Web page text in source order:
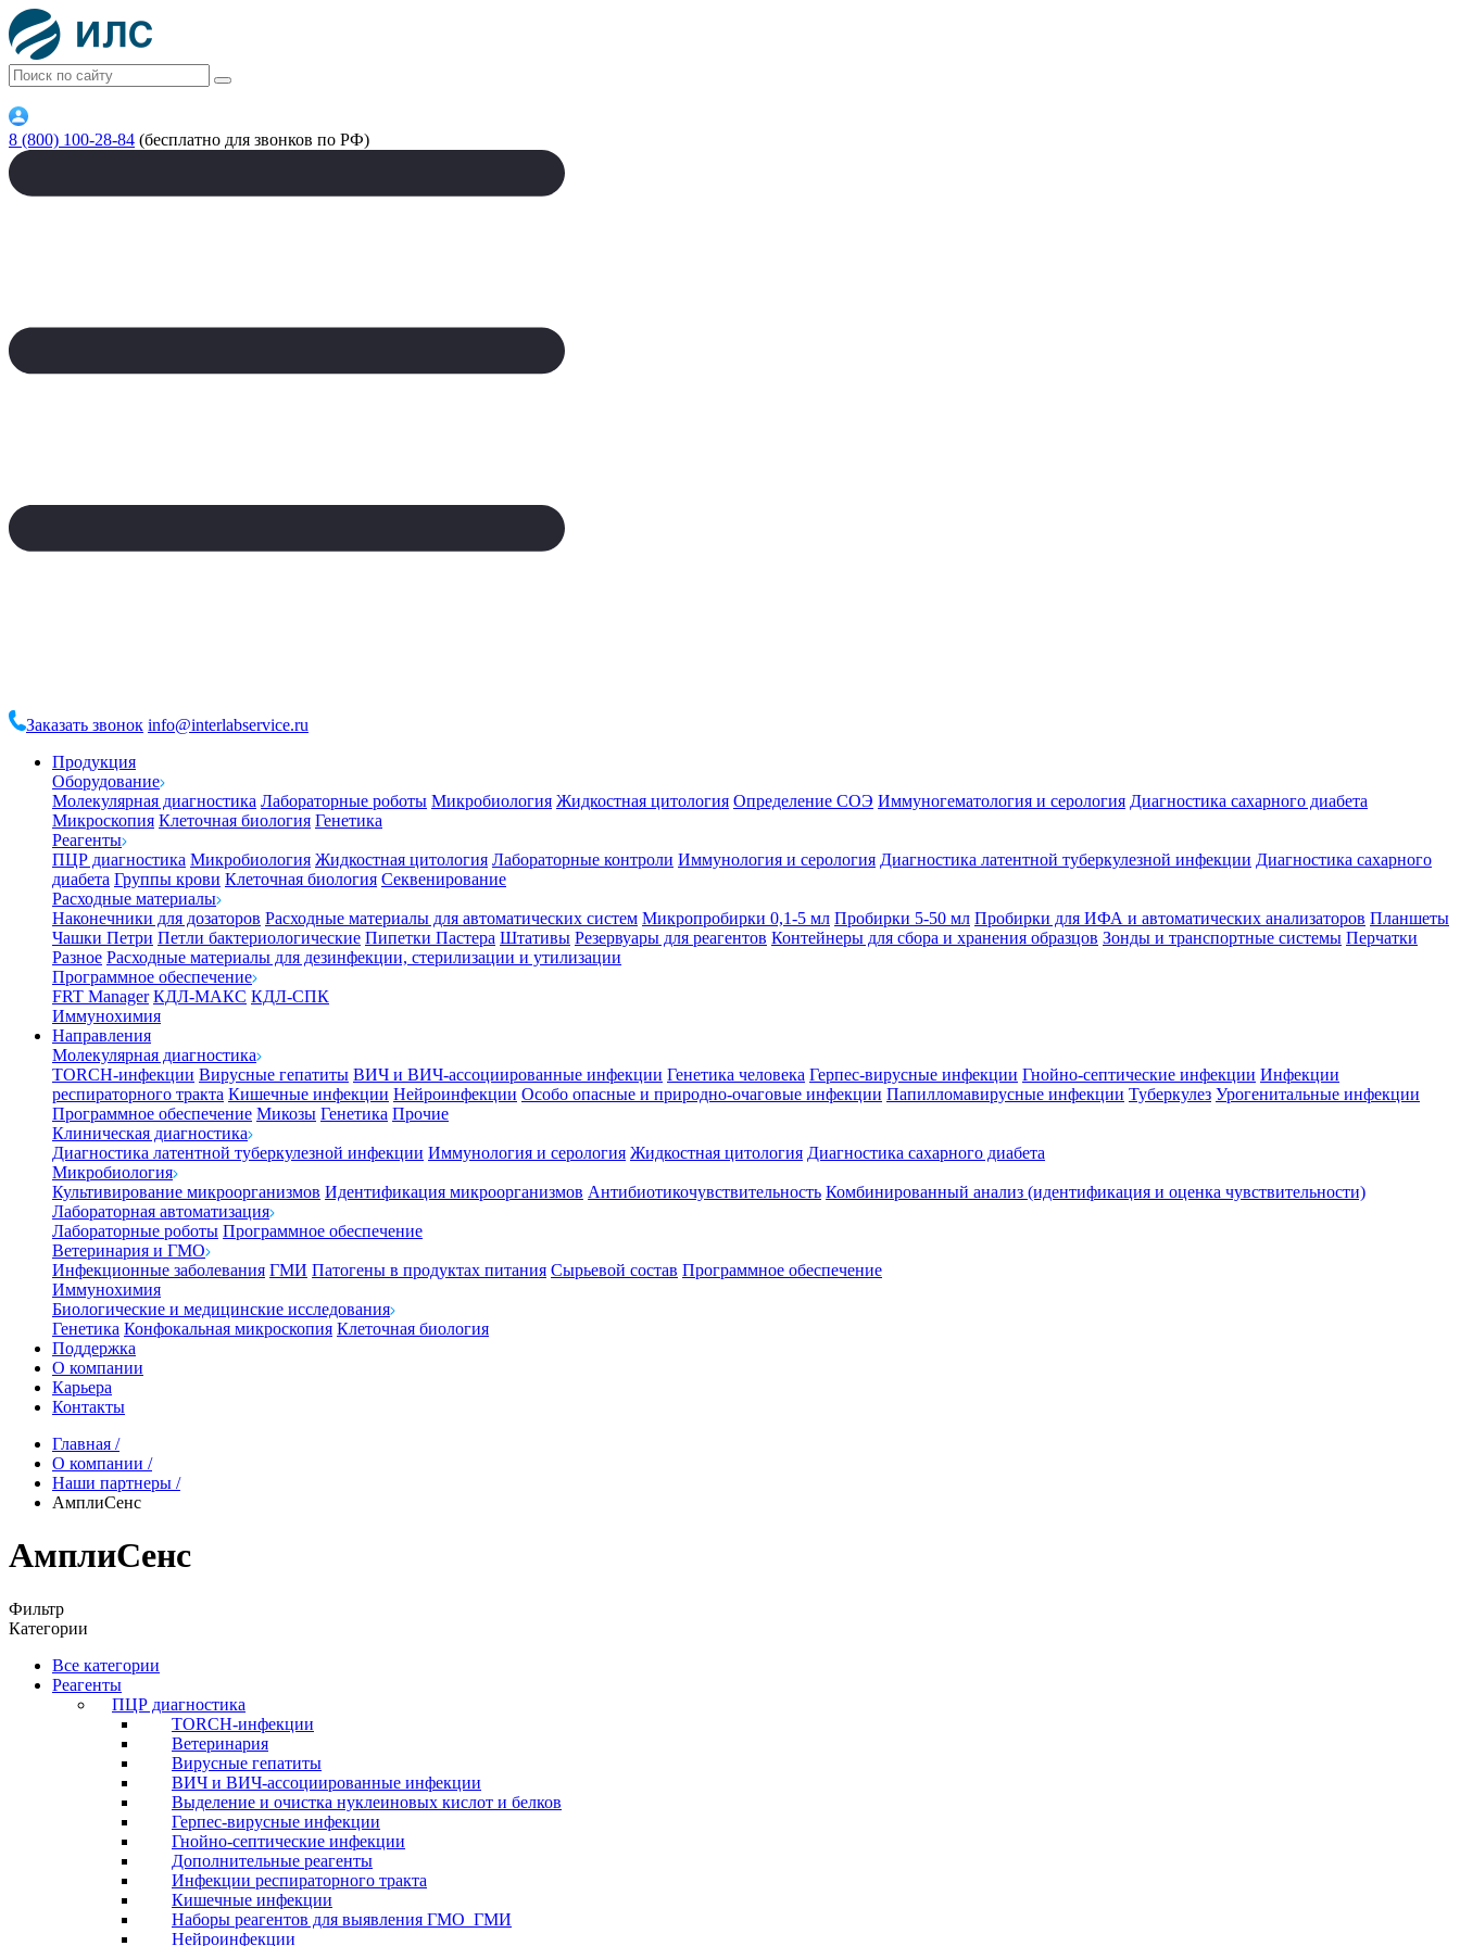
8 (800) 100-28-84 (бесплатно для звонков по РФ)
Заказать звонок info@interlabservice.ru
Продукция
Оборудование
Молекулярная диагностика Лабораторные роботы Микробиология Жидкостная цитология Определение СОЭ Иммуногематология и серология Диагностика сахарного диабета
Микроскопия Клеточная биология Генетика
Реагенты
ПЦР диагностика Микробиология Жидкостная цитология Лабораторные контроли Иммунология и серология Диагностика латентной туберкулезной инфекции Диагностика сахарного
диабета Группы крови Клеточная биология Секвенирование
Расходные материалы
Наконечники для дозаторов Расходные материалы для автоматических систем Микропробирки 0,1-5 мл Пробирки 5-50 мл Пробирки для ИФА и автоматических анализаторов Планшеты
Чашки Петри Петли бактериологические Пипетки Пастера Штативы Резервуары для реагентов Контейнеры для сбора и хранения образцов Зонды и транспортные системы Перчатки
Разное Расходные материалы для дезинфекции, стерилизации и утилизации
Программное обеспечение
FRT Manager КДЛ-МАКС КДЛ-СПК
Иммунохимия
Направления
Молекулярная диагностика
TORCH-инфекции Вирусные гепатиты ВИЧ и ВИЧ-ассоциированные инфекции Генетика человека Герпес-вирусные инфекции Гнойно-септические инфекции Инфекции
респираторного тракта Кишечные инфекции Нейроинфекции Особо опасные и природно-очаговые инфекции Папилломавирусные инфекции Туберкулез Урогенитальные инфекции
Программное обеспечение Микозы Генетика Прочие
Клиническая диагностика
Диагностика латентной туберкулезной инфекции Иммунология и серология Жидкостная цитология Диагностика сахарного диабета
Микробиология
Культивирование микроорганизмов Идентификация микроорганизмов Антибиотикочувствительность Комбинированный анализ (идентификация и оценка чувствительности)
Лабораторная автоматизация
Лабораторные роботы Программное обеспечение
Ветеринария и ГМО
Инфекционные заболевания ГМИ Патогены в продуктах питания Сырьевой состав Программное обеспечение
Иммунохимия
Биологические и медицинские исследования
Генетика Конфокальная микроскопия Клеточная биология
Поддержка
О компании
Карьера
Контакты
Главная /
О компании /
Наши партнеры /
АмплиСенс
АмплиСенс
Фильтр
Категории
Все категории
Реагенты
ПЦР диагностика
TORCH-инфекции
Ветеринария
Вирусные гепатиты
ВИЧ и ВИЧ-ассоциированные инфекции
Выделение и очистка нуклеиновых кислот и белков
Герпес-вирусные инфекции
Гнойно-септические инфекции
Дополнительные реагенты
Инфекции респираторного тракта
Кишечные инфекции
Наборы реагентов для выявления ГМО_ГМИ
Нейроинфекции